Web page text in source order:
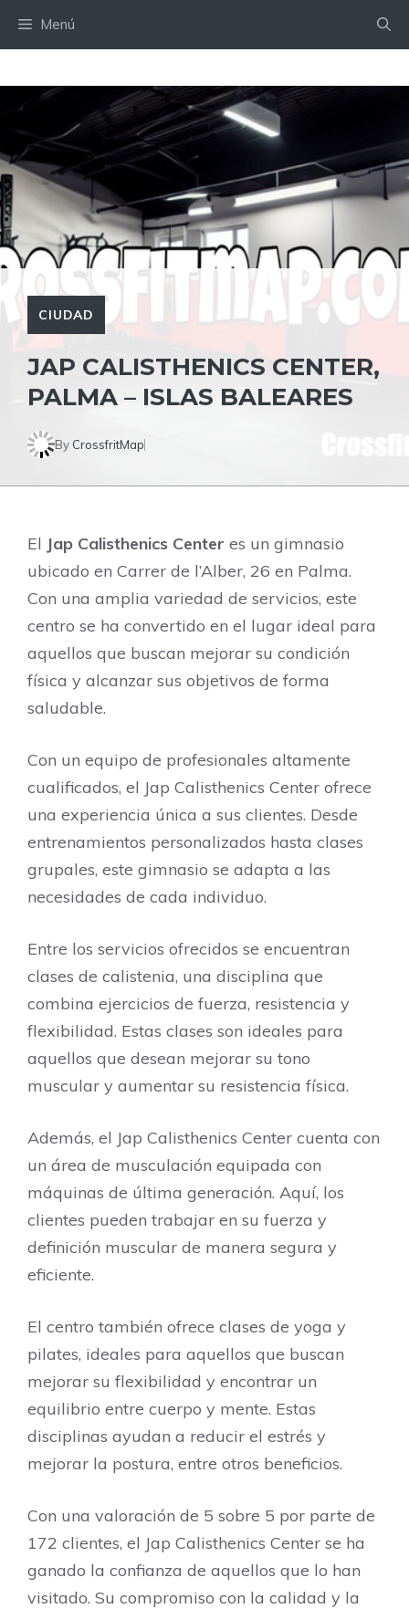
Menú
CIUDAD
JAP CALISTHENICS CENTER,
PALMA – ISLAS BALEARES
By CrossfritMap
El Jap Calisthenics Center es un gimnasio
ubicado en Carrer de l’Alber, 26 en Palma.
Con una amplia variedad de servicios, este
centro se ha convertido en el lugar ideal para
aquellos que buscan mejorar su condición
física y alcanzar sus objetivos de forma
saludable.
Con un equipo de profesionales altamente
cualificados, el Jap Calisthenics Center ofrece
una experiencia única a sus clientes. Desde
entrenamientos personalizados hasta clases
grupales, este gimnasio se adapta a las
necesidades de cada individuo.
Entre los servicios ofrecidos se encuentran
clases de calistenia, una disciplina que
combina ejercicios de fuerza, resistencia y
flexibilidad. Estas clases son ideales para
aquellos que desean mejorar su tono
muscular y aumentar su resistencia física.
Además, el Jap Calisthenics Center cuenta con
un área de musculación equipada con
máquinas de última generación. Aquí, los
clientes pueden trabajar en su fuerza y
definición muscular de manera segura y
eficiente.
El centro también ofrece clases de yoga y
pilates, ideales para aquellos que buscan
mejorar su flexibilidad y encontrar un
equilibrio entre cuerpo y mente. Estas
disciplinas ayudan a reducir el estrés y
mejorar la postura, entre otros beneficios.
Con una valoración de 5 sobre 5 por parte de
172 clientes, el Jap Calisthenics Center se ha
ganado la confianza de aquellos que lo han
visitado. Su compromiso con la calidad y la